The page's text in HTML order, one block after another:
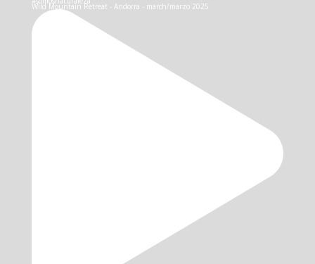
Wild Mountain Retreat - Andorra - march/marzo 2025